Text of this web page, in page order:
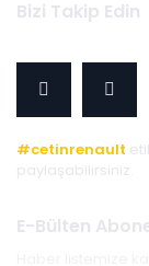
Bizi Takip Edin
#cetinrenault
paylaşabilirsiniz.
E-Bülten